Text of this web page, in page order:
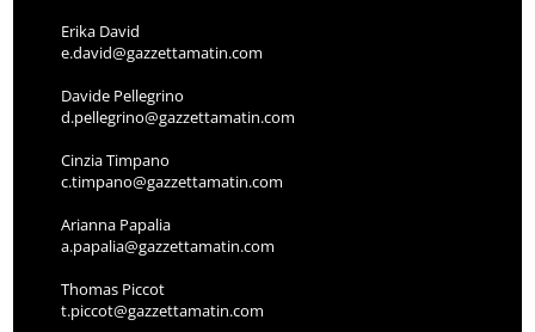
Erika David
e.david@gazzettamatin.com
Davide Pellegrino
d.pellegrino@gazzettamatin.com
Cinzia Timpano
c.timpano@gazzettamatin.com
Arianna Papalia
a.papalia@gazzettamatin.com
Thomas Piccot
t.piccot@gazzettamatin.com